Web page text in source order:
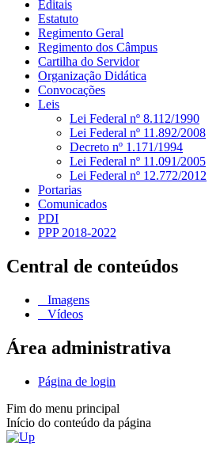
Editais
Estatuto
Regimento Geral
Regimento dos Câmpus
Cartilha do Servidor
Organização Didática
Convocações
Leis
Lei Federal nº 8.112/1990
Lei Federal nº 11.892/2008
Decreto nº 1.171/1994
Lei Federal nº 11.091/2005
Lei Federal nº 12.772/2012
Portarias
Comunicados
PDI
PPP 2018-2022
Central de conteúdos
Imagens
Vídeos
Área administrativa
Página de login
Fim do menu principal
Início do conteúdo da página